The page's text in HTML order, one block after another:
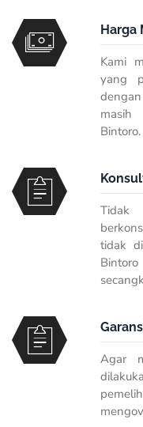
Harga
Kami
yang
Bintoro.
Tidak
tidak
Agar